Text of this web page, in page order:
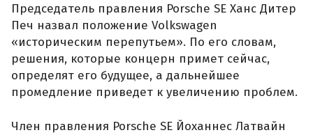
Председатель правления Porsche SE Ханс Дитер
Печ назвал положение Volkswagen
«историческим перепутьем». По его словам,
решения, которые концерн примет сейчас,
определят его будущее, а дальнейшее
промедление приведет к увеличению проблем.
Член правления Porsche SE Йоханнес Латвайн